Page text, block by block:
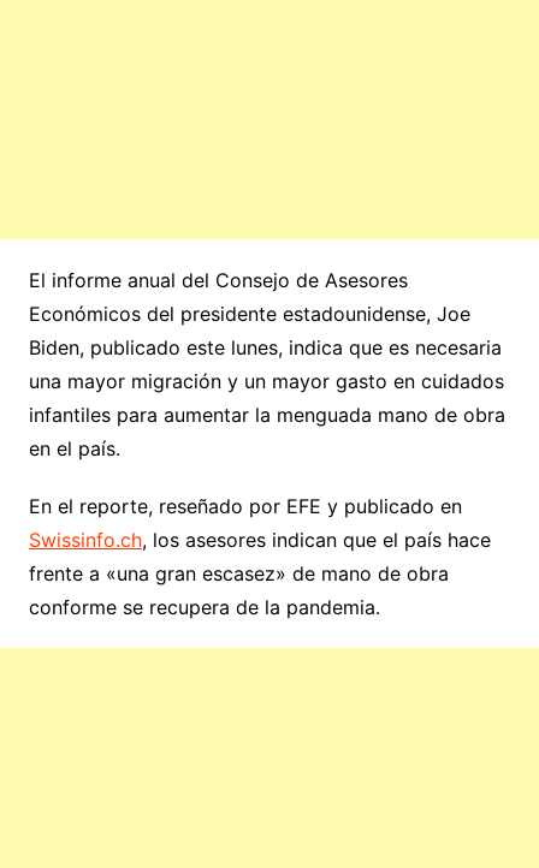
El informe anual del Consejo de Asesores
Económicos del presidente estadounidense, Joe
Biden, publicado este lunes, indica que es necesaria
una mayor migración y un mayor gasto en cuidados
infantiles para aumentar la menguada mano de obra
en el país.
En el reporte, reseñado por EFE y publicado en
Swissinfo.ch, los asesores indican que el país hace
frente a «una gran escasez» de mano de obra
conforme se recupera de la pandemia.